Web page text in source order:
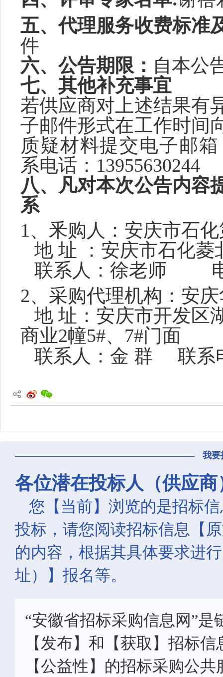
五、代理服务收费标准
件
六、公告期限： 自本公
七、其他补充事宜
若供应商对上述结果有
子邮件形式在工作时间
质疑材料提交电子邮
系电话：13955630244
八、凡对本次公告内容
系
1、 釆购人 ： 安庆市石
地 址
：安庆市石化菱
联系人： 徐老师 电
2、采购代理机构：安
地 址：安庆市开发区
商业2幢5#、7#门面
联系人：金 群 联系
我要
各位潜在投标人（供应商
您【当前】浏览的是招标
投标，请您阅读招标信息【
的内容，根据其具体要求进
址）】报名等。
“安徽省招标采购信息网”
【发布】和【获取】招标
【公益性】的招标采购公